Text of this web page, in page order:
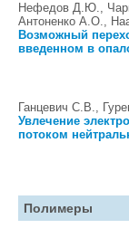
Нефедов Д.Ю.,
Антоненко А.О.,
Возможный
введенном в
Ганцевич С.В.,
Увлечение
потоком
Полимеры